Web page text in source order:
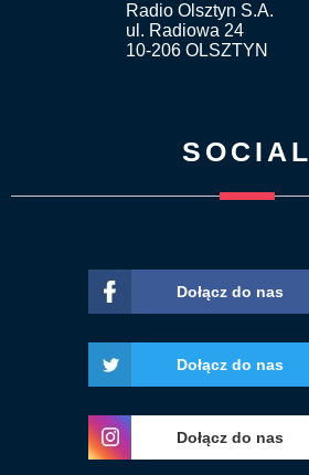
Radio Olsztyn S.A.
ul. Radiowa 24
10-206 OLSZTYN
SOCIAL
Dołącz do nas
Dołącz do nas
Dołącz do nas